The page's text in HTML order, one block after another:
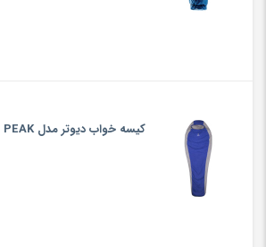
کیسه خواب دیوتر مدل LIGHT PEAK کد 002